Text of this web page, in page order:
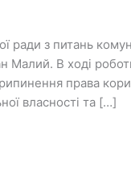
ради з питань
Малий. В ході
права
власності та […]